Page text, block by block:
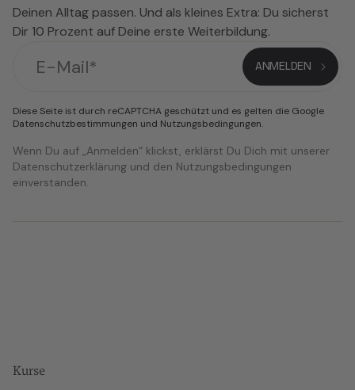
Deinen Alltag passen. Und als kleines Extra: Du sicherst
Dir 10 Prozent auf Deine erste Weiterbildung.
Diese Seite ist durch reCAPTCHA geschützt und es gelten die Google
Datenschutzbestimmungen und Nutzungsbedingungen.
Wenn Du auf „Anmelden“ klickst, erklärst Du Dich mit unserer
Datenschutzerklärung und den Nutzungsbedingungen
einverstanden.
Kurse